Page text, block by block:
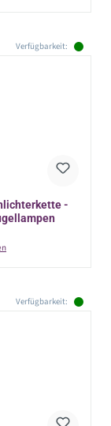
Verfügbarkeit:
-
Verfügbarkeit: